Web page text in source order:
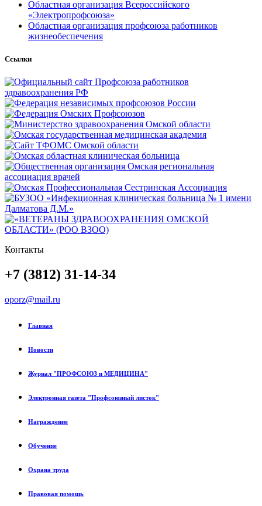
Областная организация Всероссийского
«Электропрофсоюза»
Областная организация профсоюза работников
жизнеобеспечения
Ссылки
Контакты
+7 (3812) 31-14-34
oporz@mail.ru
Главная
Новости
Журнал "ПРОФСОЮЗ и МЕДИЦИНА"
Электронная газета "Профсоюзный листок"
Награждение
Обучение
Охрана труда
Правовая помощь